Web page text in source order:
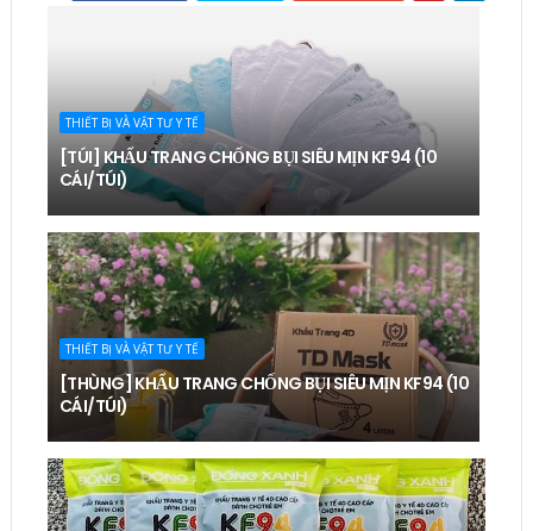
THIẾT BỊ VÀ VẬT TƯ Y TẾ
[TÚI] KHẨU TRANG CHỐNG BỤI SIÊU MỊN KF94 (10
CÁI/TÚI)
THIẾT BỊ VÀ VẬT TƯ Y TẾ
[THÙNG] KHẨU TRANG CHỐNG BỤI SIÊU MỊN KF94 (10
CÁI/TÚI)